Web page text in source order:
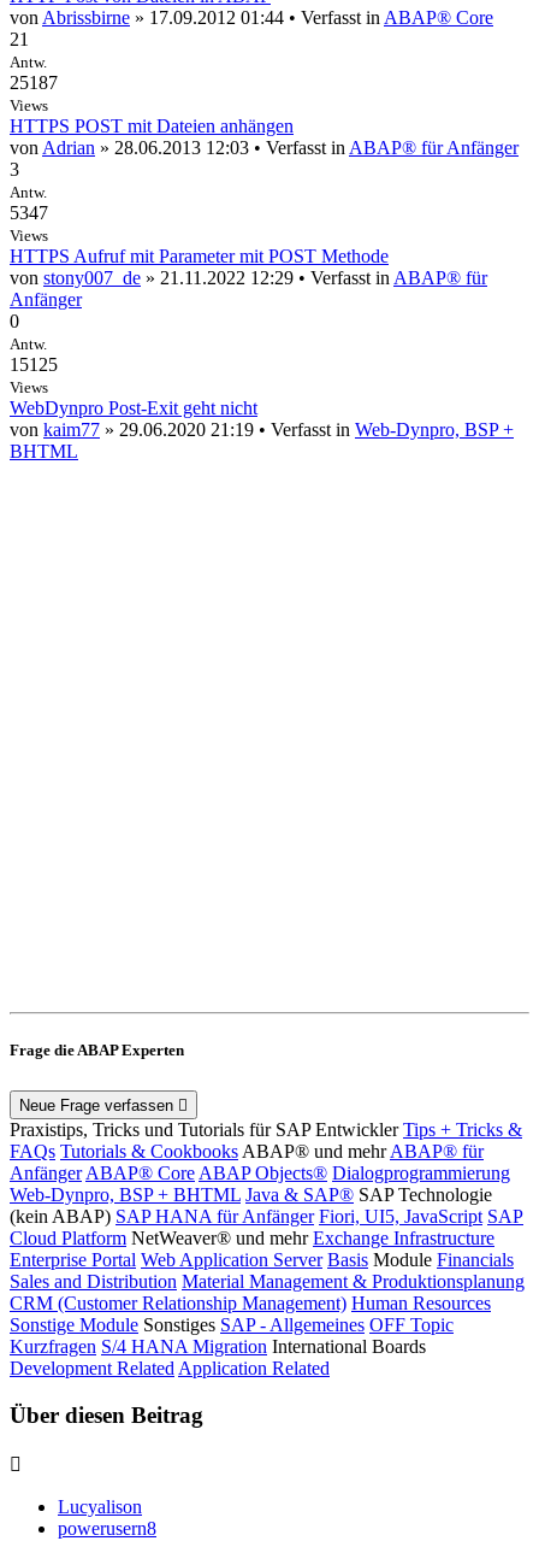
von Abrissbirne » 17.09.2012 01:44 • Verfasst in ABAP® Core
21
Antw.
25187
Views
HTTPS POST mit Dateien anhängen
von Adrian » 28.06.2013 12:03 • Verfasst in ABAP® für Anfänger
3
Antw.
5347
Views
HTTPS Aufruf mit Parameter mit POST Methode
von stony007_de » 21.11.2022 12:29 • Verfasst in ABAP® für
Anfänger
0
Antw.
15125
Views
WebDynpro Post-Exit geht nicht
von kaim77 » 29.06.2020 21:19 • Verfasst in Web-Dynpro, BSP +
BHTML
Frage die ABAP Experten
Neue Frage verfassen
Praxistips, Tricks und Tutorials für SAP Entwickler Tips + Tricks &
FAQs Tutorials & Cookbooks ABAP® und mehr ABAP® für
Anfänger ABAP® Core ABAP Objects® Dialogprogrammierung
Web-Dynpro, BSP + BHTML Java & SAP® SAP Technologie
(kein ABAP) SAP HANA für Anfänger Fiori, UI5, JavaScript SAP
Cloud Platform NetWeaver® und mehr Exchange Infrastructure
Enterprise Portal Web Application Server Basis Module Financials
Sales and Distribution Material Management & Produktionsplanung
CRM (Customer Relationship Management) Human Resources
Sonstige Module Sonstiges SAP - Allgemeines OFF Topic
Kurzfragen S/4 HANA Migration International Boards
Development Related Application Related
Über diesen Beitrag
Lucyalison
powerusern8